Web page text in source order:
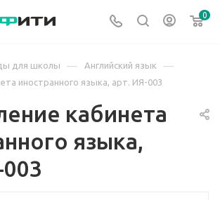
0
для школы — Английский язык —
иностранного языка, арт. ИЯ-003
кабинета
языка,